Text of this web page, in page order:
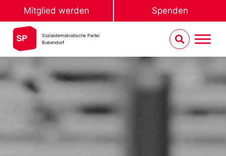
Mitglied werden Spenden
Sozialdemokratische Partei
Bubendorf